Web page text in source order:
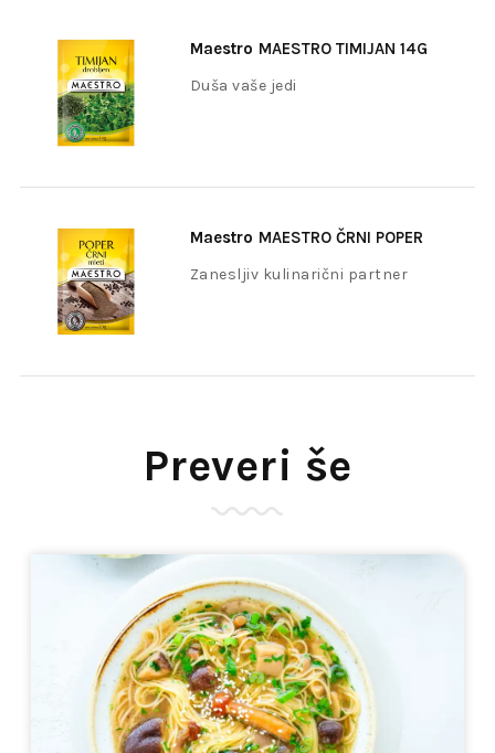
Maestro MAESTRO TIMIJAN 14G
Duša vaše jedi
Maestro MAESTRO ČRNI POPER
MLETI 20G
Zanesljiv kulinarični partner
Preveri še